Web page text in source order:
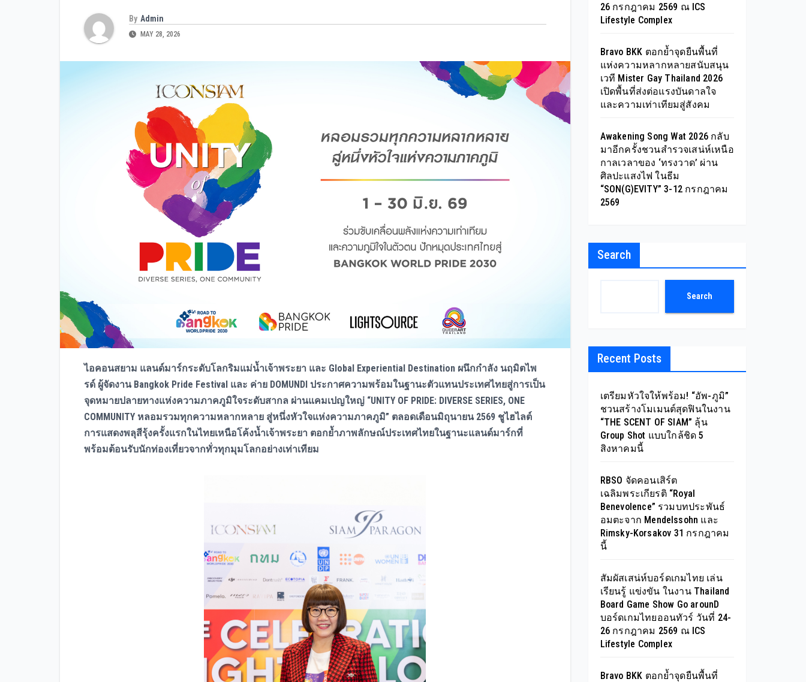
By Admin
MAY 28, 2026
ไอคอนสยาม แลนด์มาร์กระดับโลกริมแม่น้ำเจ้าพระยา และ Global Experiential Destination ผนึกกำลัง นฤมิตไพ
รด์ ผู้จัดงาน Bangkok Pride Festival และ ค่าย DOMUNDI ประกาศความพร้อมในฐานะตัวแทนประเทศไทยสู่การเป็น
จุดหมายปลายทางแห่งความภาคภูมิใจระดับสากล ผ่านแคมเปญใหญ่ “UNITY OF PRIDE: DIVERSE SERIES, ONE
COMMUNITY หลอมรวมทุกความหลากหลาย สู่หนึ่งหัวใจแห่งความภาคภูมิ” ตลอดเดือนมิถุนายน 2569 ชูไฮไลต์
การแสดงพลุสีรุ้งครั้งแรกในไทยเหนือโค้งน้ำเจ้าพระยา ตอกย้ำภาพลักษณ์ประเทศไทยในฐานะแลนด์มาร์กที่
พร้อมต้อนรับนักท่องเที่ยวจากทั่วทุกมุมโลกอย่างเท่าเทียม
26 กรกฎาคม 2569 ณ ICS
Lifestyle Complex
Bravo BKK ตอกย้ำจุดยืนพื้นที่
แห่งความหลากหลายสนับสนุน
เวที Mister Gay Thailand 2026
เปิดพื้นที่ส่งต่อแรงบันดาลใจ
และความเท่าเทียมสู่สังคม
Awakening Song Wat 2026 กลับ
มาอีกครั้งชวนสำรวจเสน่ห์เหนือ
กาลเวลาของ ‘ทรงวาด’ ผ่าน
ศิลปะแสงไฟ ในธีม
“SON(G)EVITY” 3-12 กรกฎาคม
2569
Search
Search
Recent Posts
เตรียมหัวใจให้พร้อม! “อัพ-ภูมิ”
ชวนสร้างโมเมนต์สุดฟินในงาน
“THE SCENT OF SIAM” ลุ้น
Group Shot แบบใกล้ชิด 5
สิงหาคมนี้
RBSO จัดคอนเสิร์ต
เฉลิมพระเกียรติ “Royal
Benevolence” รวมบทประพันธ์
อมตะจาก Mendelssohn และ
Rimsky-Korsakov 31 กรกฎาคม
นี้
สัมผัสเสน่ห์บอร์ดเกมไทย เล่น
เรียนรู้ แข่งขัน ในงาน Thailand
Board Game Show Go arounD
บอร์ดเกมไทยออนทัวร์ วันที่ 24-
26 กรกฎาคม 2569 ณ ICS
Lifestyle Complex
Bravo BKK ตอกย้ำจุดยืนพื้นที่